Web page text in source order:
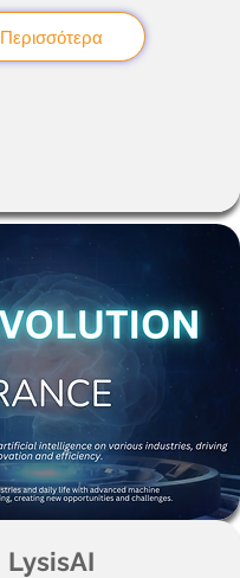
Περισσότερα
LysisAI